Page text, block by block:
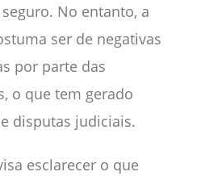
No entanto, a
ser de negativas
por parte das
o que tem gerado
disputas judiciais.
esclarecer o que